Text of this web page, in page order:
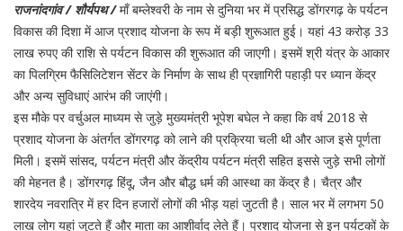
राजनांदगांव / शौर्यपथ / माँ बम्लेश्वरी के नाम से दुनिया भर में प्रसिद्ध डोंगरगढ़ के पर्यटन
विकास की दिशा में आज प्रशाद योजना के रूप में बड़ी शुरूआत हुई। यहां 43 करोड़ 33
लाख रुपए की राशि से पर्यटन विकास की शुरूआत की जाएगी। इसमें श्री यंत्र के आकार
का पिलग्रिम फैसिलिटेशन सेंटर के निर्माण के साथ ही प्रज्ञागिरी पहाड़ी पर ध्यान केंद्र
और अन्य सुविधाएं आरंभ की जाएंगी।
इस मौके पर वर्चुअल माध्यम से जुड़े मुख्यमंत्री भूपेश बघेल ने कहा कि वर्ष 2018 से
प्रशाद योजना के अंतर्गत डोंगरगढ़ को लाने की प्रक्रिया चली थी और आज इसे पूर्णता
मिली। इसमें सांसद, पर्यटन मंत्री और केंद्रीय पर्यटन मंत्री सहित इससे जुड़े सभी लोगों
की मेहनत है। डोंगरगढ़ हिंदू, जैन और बौद्ध धर्म की आस्था का केंद्र है। चैत्र और
शारदेय नवरात्रि में हर दिन हजारों लोगों की भीड़ यहां जुटती है। साल भर में लगभग 50
लाख लोग यहां जुटते हैं और माता का आशीर्वाद लेते हैं। प्रशाद योजना से इन पर्यटकों के